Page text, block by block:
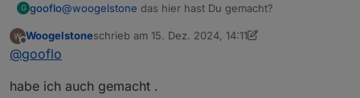
G gooflo@woogelstone das hier hast Du gemacht?
Wichtig: Zur Installation müssen 2 Module installiert
Namen eintragen und speichern ("mqtt" und
Offline
Woogelstoneschrieb am 15. Dez. 2024, 14:11
zuletzt editiert von Woogelstone
@gooflo
habe ich auch gemacht .